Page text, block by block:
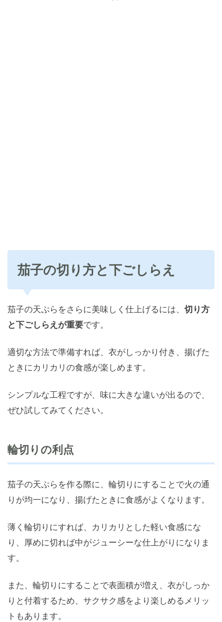
茄子の切り方と下ごしらえ
茄子の天ぷらをさらに美味しく仕上げるには、 切り方
と下ごしらえが重要です。
適切な方法で準備すれば、衣がしっかり付き、揚げた
ときにカリカリの食感が楽しめます。
シンプルな工程ですが、味に大きな違いが出るので、
ぜひ試してみてください。
輪切りの利点
茄子の天ぷらを作る際に、輪切りにすることで火の通
りが均一になり、揚げたときに食感がよくなります。
薄く輪切りにすれば、カリカリとした軽い食感にな
り、厚めに切れば中がジューシーな仕上がりになりま
す。
また、輪切りにすることで表面積が増え、衣がしっか
りと付着するため、サクサク感をより楽しめるメリッ
トもあります。